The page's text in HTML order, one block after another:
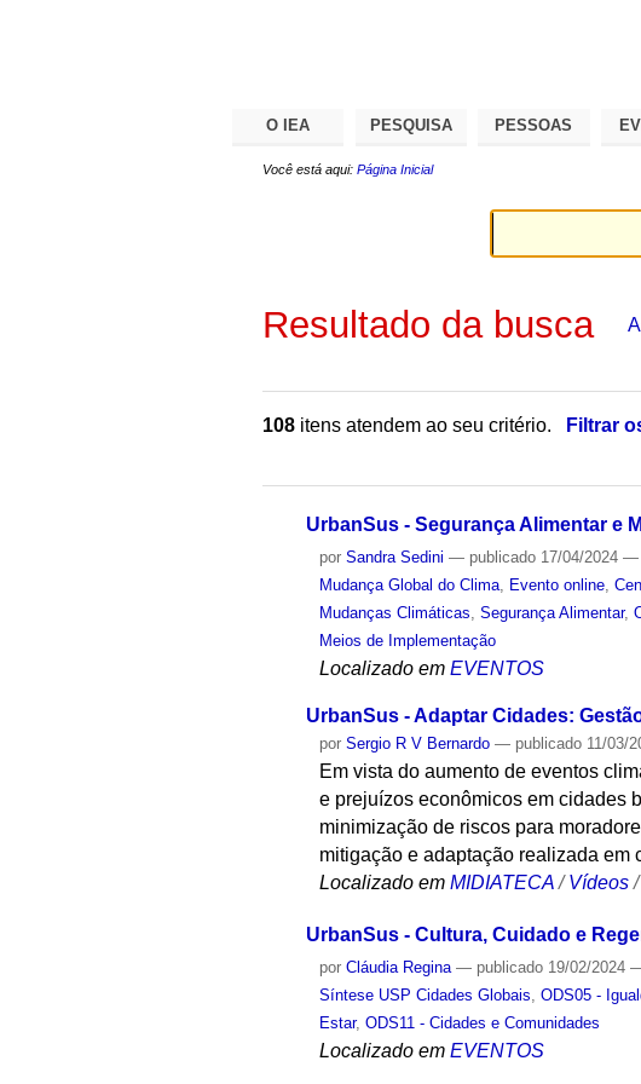
O IEA PESQUISA PESSOAS
Você está aqui: Página Inicial
Resultado da busca
108 itens atendem ao seu critério.
Filtrar
UrbanSus - Segurança Alimentar e
porSandra Sedini — publicado 17/04/2024—
Mudança Global do Clima, Evento online,
Mudanças Climáticas,Segurança Alimentar,
Meios de Implementação
Localizado em EVENTOS
UrbanSus - Adaptar Cidades:
porSergio R V Bernardo — publicado 11/03/
Em vista do aumento de eventos
e prejuízos econômicos em cidades
minimização de riscos para
mitigação e adaptação realizada em
Localizado em MIDIATECA /Vídeos /
UrbanSus - Cultura, Cuidado e
porCláudia Regina — publicado 19/02/2024
Síntese USP Cidades Globais ,ODS05 -
Estar,ODS11 - Cidades e Comunidades
Localizado em EVENTOS